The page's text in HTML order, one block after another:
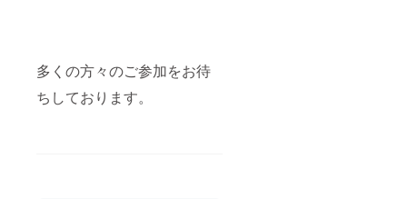
多くの方々のご参加をお待
ちしております。